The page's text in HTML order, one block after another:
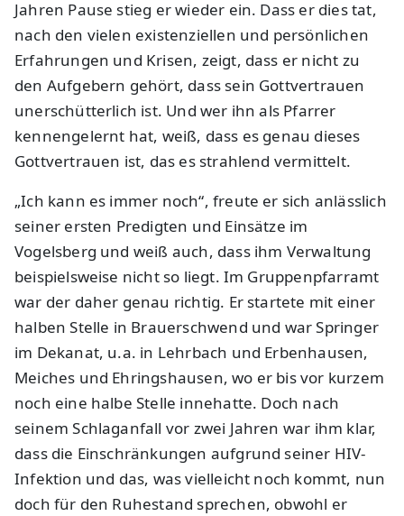
Jahren Pause stieg er wieder ein. Dass er dies tat,
nach den vielen existenziellen und persönlichen
Erfahrungen und Krisen, zeigt, dass er nicht zu
den Aufgebern gehört, dass sein Gottvertrauen
unerschütterlich ist. Und wer ihn als Pfarrer
kennengelernt hat, weiß, dass es genau dieses
Gottvertrauen ist, das es strahlend vermittelt.
„Ich kann es immer noch“, freute er sich anlässlich
seiner ersten Predigten und Einsätze im
Vogelsberg und weiß auch, dass ihm Verwaltung
beispielsweise nicht so liegt. Im Gruppenpfarramt
war der daher genau richtig. Er startete mit einer
halben Stelle in Brauerschwend und war Springer
im Dekanat, u.a. in Lehrbach und Erbenhausen,
Meiches und Ehringshausen, wo er bis vor kurzem
noch eine halbe Stelle innehatte. Doch nach
seinem Schlaganfall vor zwei Jahren war ihm klar,
dass die Einschränkungen aufgrund seiner HIV-
Infektion und das, was vielleicht noch kommt, nun
doch für den Ruhestand sprechen, obwohl er